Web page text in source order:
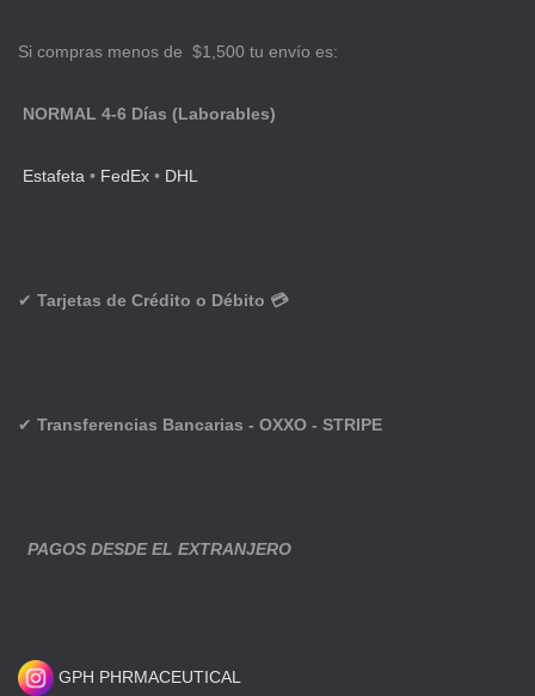
Si compras menos de $1,500 tu envío es:
NORMAL 4-6 Días (Laborables)
Estafeta • FedEx • DHL
✔ Tarjetas de Crédito o Débito 💳
✔ Transferencias Bancarias - OXXO - STRIPE
PAGOS DESDE EL EXTRANJERO
GPH PHRMACEUTICAL